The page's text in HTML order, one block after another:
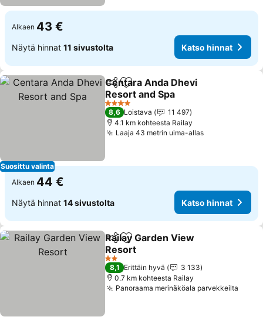
Alkaen 43 €
Näytä hinnat 11 sivustolta Katso hinnat
Suosittu valinta
Jaa Lisää suosikkeihin
Centara Anda Dhevi
Resort and Spa
4 Tähtiluokitus
8,6 Loistava
11 497
4.1 km kohteesta Railay
Laaja 43 metrin uima-allas
Alkaen 44 €
Näytä hinnat 14 sivustolta Katso hinnat
Jaa Lisää suosikkeihin
Railay Garden View
Resort
2 Tähtiluokitus
8,1 Erittäin hyvä
3 133
0.7 km kohteesta Railay
Panoraama merinäköala parvekkeilta